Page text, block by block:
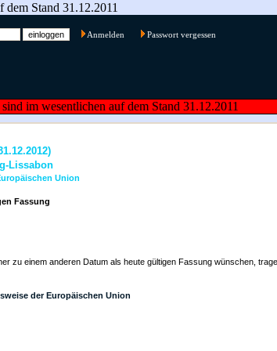
Stand 31.12.2011
Anmelden Passwort vergessen
im wesentlichen auf dem Stand 31.12.2011
Lissabon
Union
Fassung
zu einem anderen Datum als heute gültigen Fassung wünschen,
der Europäischen Union